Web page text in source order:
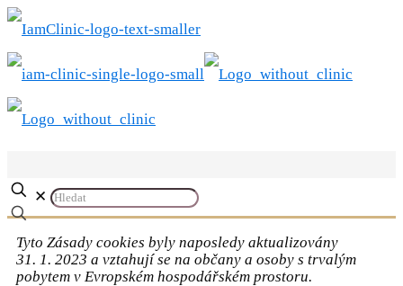
✕
Tyto Zásady cookies byly naposledy aktualizovány
31. 1. 2023 a vztahují se na občany a osoby s trvalým
pobytem v Evropském hospodářském prostoru.